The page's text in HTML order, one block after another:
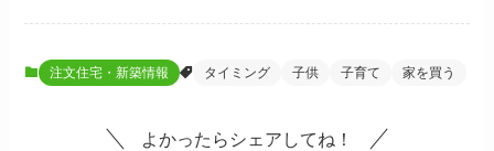
注文住宅・新築情報 タイミング 子供 子育て 家を買う
よかったらシェアしてね！